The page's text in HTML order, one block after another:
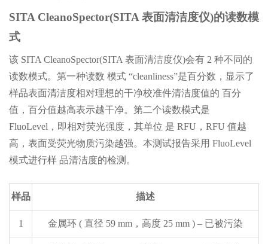
SITA CleanoSpector(SITA 表面清洁度仪)的读数模
式
该 SITA CleanoSpector(SITA 表面清洁度仪)会有 2 种不同的
读数模式。第一种读数 模式 “cleanliness”是百分数，显示了
样品表面清洁度相对理想的干净校准件清洁度值的 百分
值，百分值越高表示越干净。第二个读数模式是
FluoLevel，即相对荧光强度，其单位 是 RFU，RFU 值越
高，表面受荧光物质污染越强。本测试报告采用 FluoLevel
模式进行样 品清洁度的检测。
样品 描述
1 金属环 ( 直径 59 mm，高度 25 mm ) – 已被污染